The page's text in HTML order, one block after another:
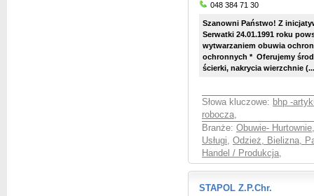
048 384 71 30
Szanowni Państwo! Z
Serwatki 24.01.1991 roku
wytwarzaniem obuwia
ochronnych * Oferujemy
ścierki, nakrycia wierzchnie
Słowa kluczowe: bhp -
robocza,
Branże: Obuwie-
Usługi, Odzież, Bielizna,
Handel / Produkcja,
STAPOL Z.P.Chr.